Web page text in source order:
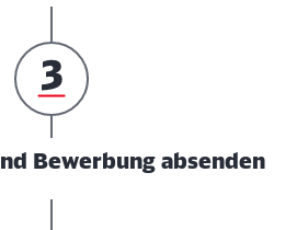
Bewerbung absenden